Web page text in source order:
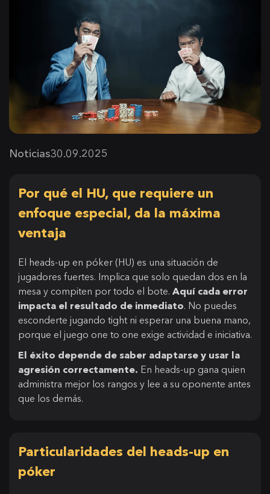
Noticias30.09.2025
Por qué el HU, que requiere un
enfoque especial, da la máxima
ventaja
El heads-up en póker (HU) es una situación de
jugadores fuertes. Implica que solo quedan dos en la
mesa y compiten por todo el bote. Aquí cada error
impacta el resultado de inmediato. No puedes
esconderte jugando tight ni esperar una buena mano,
porque el juego one to one exige actividad e iniciativa.
El éxito depende de saber adaptarse y usar la
agresión correctamente. En heads-up gana quien
administra mejor los rangos y lee a su oponente antes
que los demás.
Particularidades del heads-up en
póker